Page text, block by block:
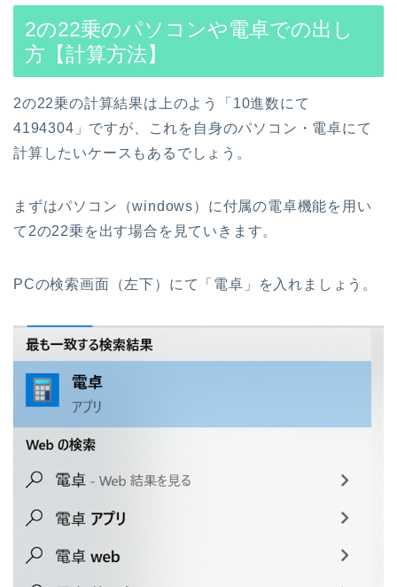
2の22乗のパソコンや電卓での出し
方【計算方法】
2の22乗の計算結果は上のよう「10進数にて
4194304」ですが、これを自身のパソコン・電卓にて
計算したいケースもあるでしょう。
まずはパソコン（windows）に付属の電卓機能を用い
て2の22乗を出す場合を見ていきます。
PCの検索画面（左下）にて「電卓」を入れましょう。